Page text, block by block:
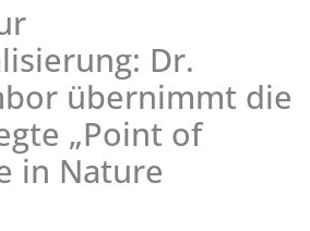
Dr.
übernimmt die
„Point of
in Nature